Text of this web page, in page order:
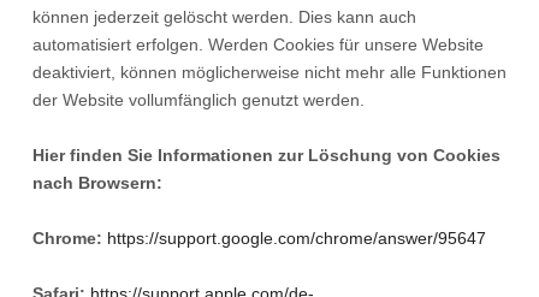
können jederzeit gelöscht werden. Dies kann auch
automatisiert erfolgen. Werden Cookies für unsere Website
deaktiviert, können möglicherweise nicht mehr alle Funktionen
der Website vollumfänglich genutzt werden.
Hier finden Sie Informationen zur Löschung von Cookies
nach Browsern:
Chrome: https://support.google.com/chrome/answer/95647